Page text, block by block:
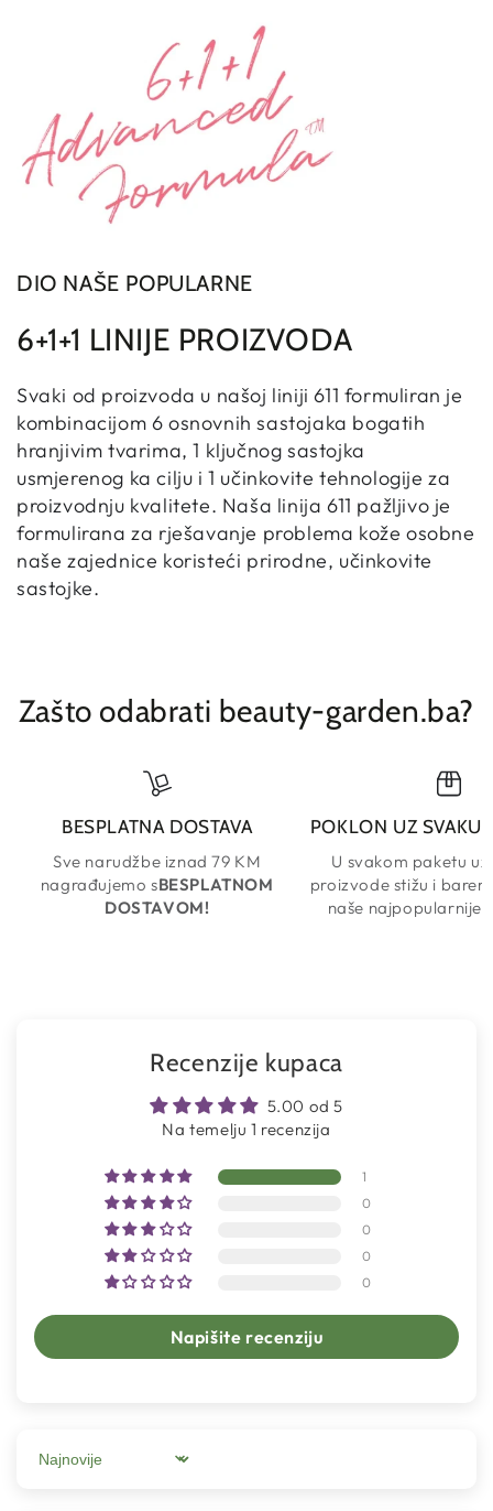
DIO NAŠE POPULARNE
6+1+1 LINIJE PROIZVODA
Svaki od proizvoda u našoj liniji 611 formuliran je
kombinacijom 6 osnovnih sastojaka bogatih
hranjivim tvarima, 1 ključnog sastojka
usmjerenog ka cilju i 1 učinkovite tehnologije za
proizvodnju kvalitete. Naša linija 611 pažljivo je
formulirana za rješavanje problema kože osobne
naše zajednice koristeći prirodne, učinkovite
sastojke.
Zašto odabrati beauty-garden.ba?
BESPLATNA DOSTAVA
Sve narudžbe iznad 79 KM
nagrađujemo sBESPLATNOM
DOSTAVOM!
POKLON UZ SVAKU
U svakom paketu
proizvode stižu i
naše najpopularnije
Recenzije kupaca
5.00 od 5
Na temelju 1 recenzija
1
0
0
0
0
Napišite recenziju
Sort by